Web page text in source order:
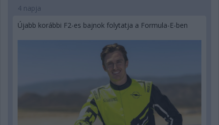
4 napja
Újabb korábbi F2-es bajnok folytatja a Formula-E-ben